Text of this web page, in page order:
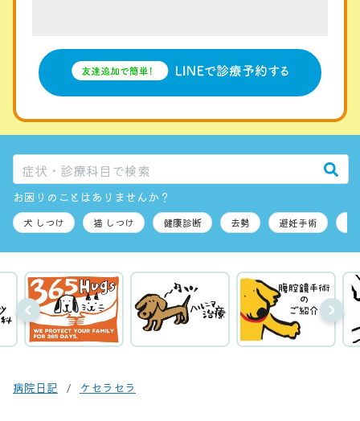
お困りのことはありませんか？
病院日記 ケセラセラ